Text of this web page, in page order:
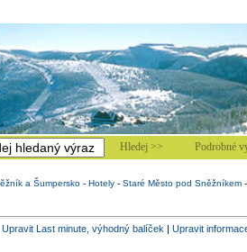
Hledej >> Podrobné
a Šumpersko- Hotely- Staré Město pod Sněžníkem-
Upravit Last minute, výhodný balíček | Upravit